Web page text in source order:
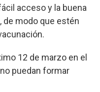
acceso y la buena
modo que estén
12 de marzo en el
puedan formar